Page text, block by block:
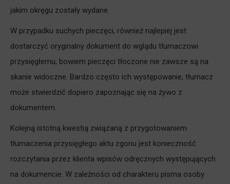
jakim okręgu zostały wydane.
W przypadku suchych pieczęci, również najlepiej jest
dostarczyć oryginalny dokument do wglądu tłumaczowi
przysięgłemu, bowiem pieczęci tłoczone nie zawsze są na
skanie widoczne. Bardzo często ich występowanie, tłumacz
może stwierdzić dopiero zapoznając się na żywo z
dokumentem.
Kolejną istotną kwestią związaną z przygotowaniem
tłumaczenia przysięgłego aktu zgonu jest konieczność
rozczytania przez klienta wpisów odręcznych występujących
na dokumencie. W zależności od charakteru pisma osoby